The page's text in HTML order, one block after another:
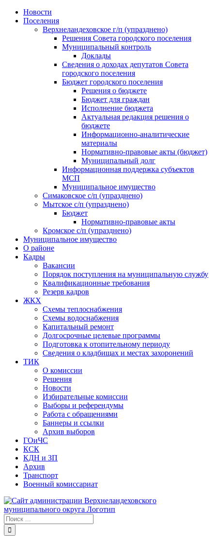
Skip
Новости
Поселения
Верхнеландеховское г/п (упразднено)
Решения Совета городского поселения
Муниципальный контроль
Доклады
Сведения о доходах депутатов Совета
городского поселения
Бюджет городского поселения
Решения о бюджете
Бюджет для граждан
Исполнение бюджета
Актуальная редакция решения о
бюджете
Информационно-аналитические
материалы
Нормативно-правовые акты (бюджет)
Муниципальный долг
Информационная поддержка субъектов
МСП
Муниципальное имущество
Симаковское с/п (упразднено)
Мытское с/п (упразднено)
Бюджет
Нормативно-правовые акты
Кромское с/п (упразднено)
Муниципальное имущество
О районе
Кадры
Вакансии
Порядок поступления на муниципальную службу
Квалификационные требования
Резерв кадров
ЖКХ
Схемы теплоснабжения
Схемы водоснабжения
Капитальный ремонт
Долгосрочные целевые программы
Подготовка к отопительному периоду
Сведения о кладбищах и местах захоронений
ТИК
О комиссии
Решения
Новости
Избирательные комиссии
Выборы и референдумы
Работа с обращениями
Баннеры и ссылки
Архив выборов
ГОиЧС
КСК
КДН и ЗП
Архив
Транспорт
Военный комиссариат
Результат
поиска: